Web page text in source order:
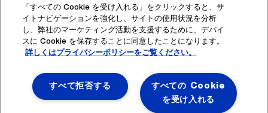
Tel. :
+41 22 706 11 11
Fax : +41 22 794 94 78
フォローする
「すべての Cookie を受け入れる」をクリックすると、サ
イトナビゲーションを強化し、サイトの使用状況を分析
し、弊社のマーケティング活動を支援するために、デバイ
スに Cookie を保存することに同意したことになります。
詳しくはプライバシーポリシーをご覧ください。
すべての Cookie
を受け入れる
すべて拒否する